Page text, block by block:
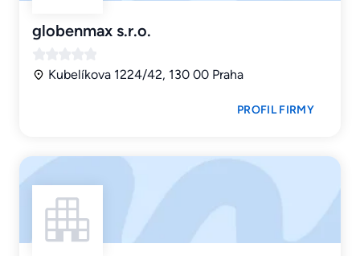
globenmax s.r.o.
Kubelíkova 1224/42, 130 00 Praha
PROFIL FIRMY